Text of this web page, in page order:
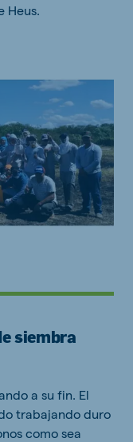
Heus.
siembra
a su fin. El
trabajando duro
como sea